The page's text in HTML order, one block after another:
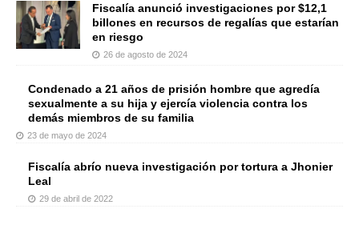
Fiscalía anunció investigaciones por $12,1
billones en recursos de regalías que estarían
en riesgo
26 de agosto de 2024
Condenado a 21 años de prisión hombre que agredía
sexualmente a su hija y ejercía violencia contra los
demás miembros de su familia
23 de mayo de 2024
Fiscalía abrío nueva investigación por tortura a Jhonier
Leal
29 de abril de 2022